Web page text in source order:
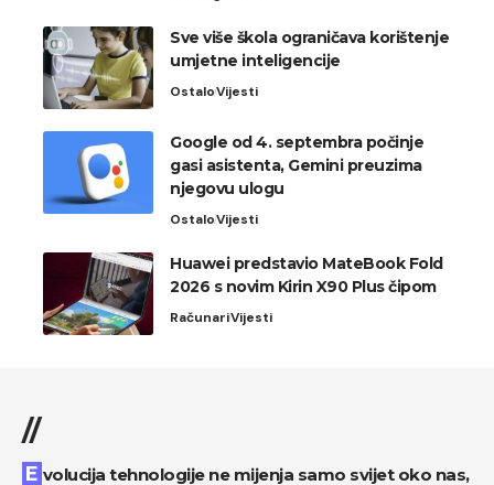
Sve više škola ograničava korištenje
umjetne inteligencije
OstaloVijesti
Google od 4. septembra počinje
gasi asistenta, Gemini preuzima
njegovu ulogu
OstaloVijesti
Huawei predstavio MateBook Fold
2026 s novim Kirin X90 Plus čipom
RačunariVijesti
//
Evolucija tehnologije ne mijenja samo svijet oko nas,